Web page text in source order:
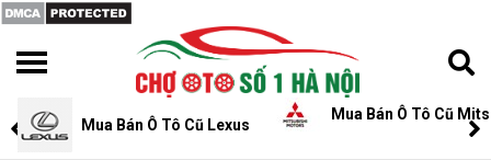
Mua Bán Ô Tô Cũ Lexus
Mua Bán Ô Tô Cũ